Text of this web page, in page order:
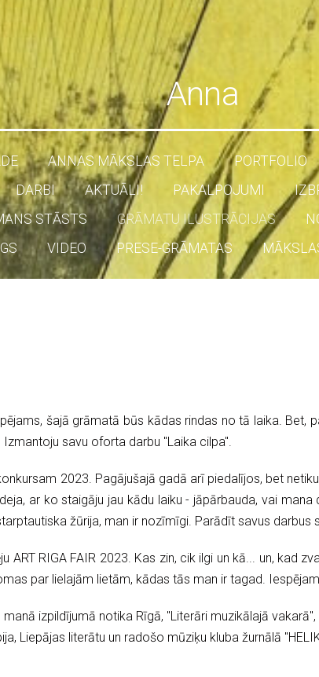
Anna
ANNAS MĀKSLAS TELPA PORTFOLIO
DARBI AKTUĀLI! PAKALPOJUMI
STĀSTS GRĀMATU ILUSTRĀCIJAS
VIDEO PRESE-GRĀMATAS
šajā grāmatā būs kādas rindas no tā laika. Bet,
savu oforta darbu "Laika cilpa".
2023. Pagājušajā gadā arī piedalījos, bet
ar ko staigāju jau kādu laiku - jāpārbauda, vai
žūrija, man ir nozīmīgi. Parādīt savus
ART RIGA FAIR 2023. Kas zin, cik ilgi un kā... un, kad
par lielajām lietām, kādas tās man ir tagad.
izpildījumā notika Rīgā, "Literāri muzikālajā
Liepājas literātu un radošo mūziķu kluba žurnālā